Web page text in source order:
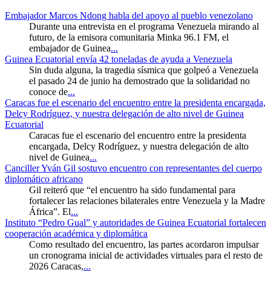
Embajador Marcos Ndong habla del apoyo al pueblo venezolano
Durante una entrevista en el programa Venezuela mirando al
futuro, de la emisora comunitaria Minka 96.1 FM, el
embajador de Guinea...
Guinea Ecuatorial envía 42 toneladas de ayuda a Venezuela
Sin duda alguna, la tragedia sísmica que golpeó a Venezuela
el pasado 24 de junio ha demostrado que la solidaridad no
conoce de...
Caracas fue el escenario del encuentro entre la presidenta encargada,
Delcy Rodríguez, y nuestra delegación de alto nivel de Guinea
Ecuatorial
Caracas fue el escenario del encuentro entre la presidenta
encargada, Delcy Rodríguez, y nuestra delegación de alto
nivel de Guinea...
Canciller Yván Gil sostuvo encuentro con representantes del cuerpo
diplomático africano
Gil reiteró que “el encuentro ha sido fundamental para
fortalecer las relaciones bilaterales entre Venezuela y la Madre
África”. El...
Instituto “Pedro Gual” y autoridades de Guinea Ecuatorial fortalecen
cooperación académica y diplomática
Como resultado del encuentro, las partes acordaron impulsar
un cronograma inicial de actividades virtuales para el resto de
2026 Caracas,...